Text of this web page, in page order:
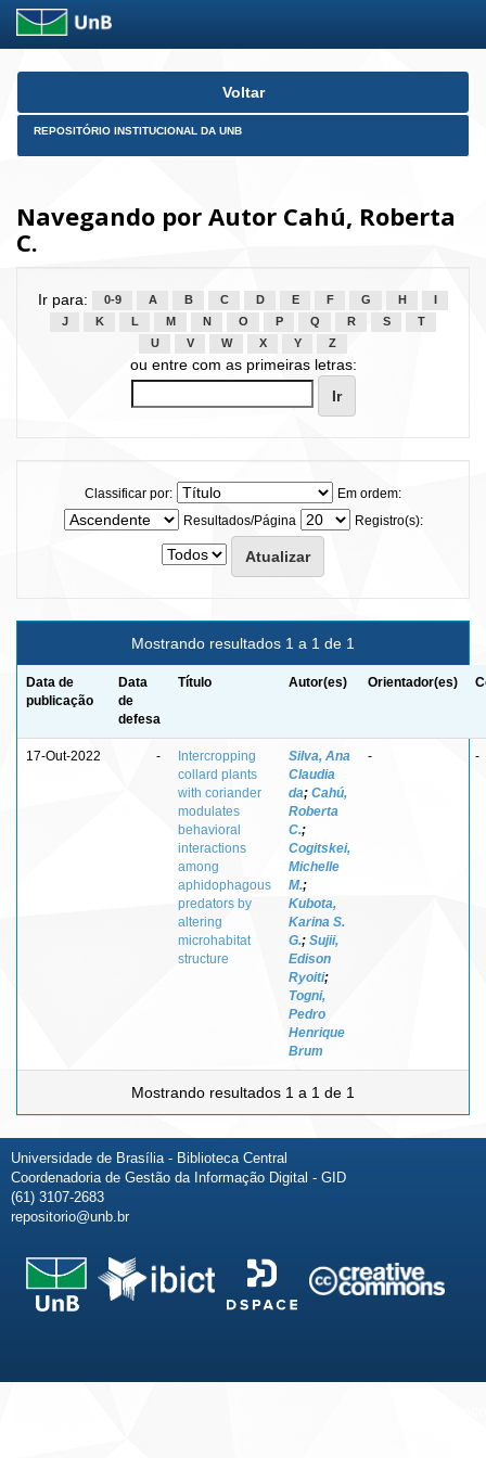
Skip
Voltar
REPOSITÓRIO INSTITUCIONAL DA UNB
Navegando por Autor Cahú, Roberta
C.
Ir para: 0-9 A B C D E F G H
J
K L M N O P Q R S
T
U
V W X Y Z
ou entre com as primeiras letras:
Classificar por:
Em ordem:
Resultados/Página
Registro(s):
Mostrando resultados 1 a 1 de 1
Data de
publicação
Data
de
defesa
Título Autor(es) Orientador(es)
17-Out-2022 -
Intercropping
collard plants
with coriander
modulates
behavioral
interactions
among
aphidophagous
predators by
altering
microhabitat
structure
Silva, Ana
Claudia
da; Cahú,
Roberta
C.;
Cogitskei,
Michelle
M.;
Kubota,
Karina S.
G.; Sujii,
Edison
Ryoiti;
Togni,
Pedro
Henrique
Brum
- -
Mostrando resultados 1 a 1 de 1
Universidade de Brasília - Biblioteca Central
Coordenadoria de Gestão da Informação Digital - GID
(61) 3107-2683
repositorio@unb.br